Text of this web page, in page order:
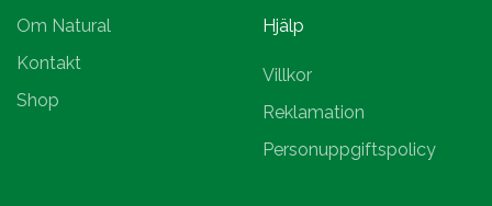
Om Natural
Kontakt
Shop
Hjälp
Villkor
Reklamation
Personuppgiftspolicy